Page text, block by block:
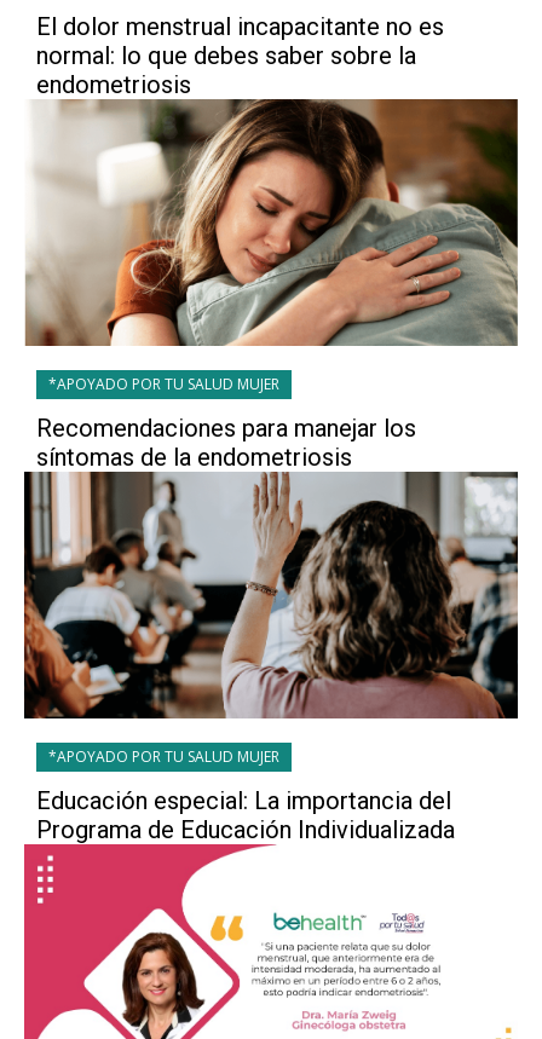
El dolor menstrual incapacitante no es
normal: lo que debes saber sobre la
endometriosis
*APOYADO POR TU SALUD MUJER
Recomendaciones para manejar los
síntomas de la endometriosis
*APOYADO POR TU SALUD MUJER
Educación especial: La importancia del
Programa de Educación Individualizada